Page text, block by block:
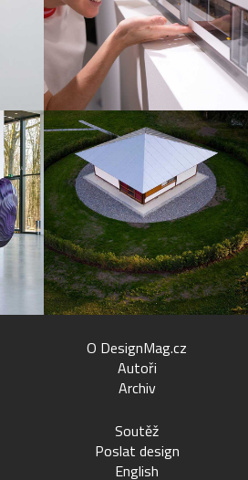
O DesignMag.cz
Autoři
Archiv
Soutěž
Poslat design
English